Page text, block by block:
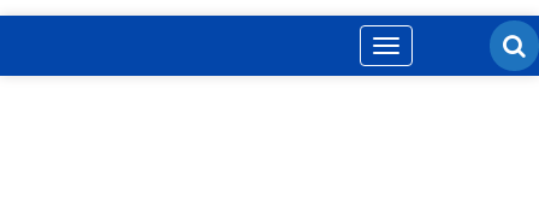
Toggle
navigation